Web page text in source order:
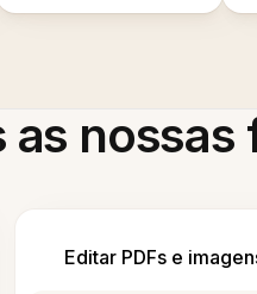
Editar PDFs e